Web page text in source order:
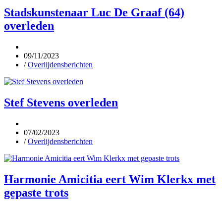
Stadskunstenaar Luc De Graaf (64)
overleden
09/11/2023
/ Overlijdensberichten
Stef Stevens overleden
07/02/2023
/ Overlijdensberichten
Harmonie Amicitia eert Wim Klerkx met
gepaste trots